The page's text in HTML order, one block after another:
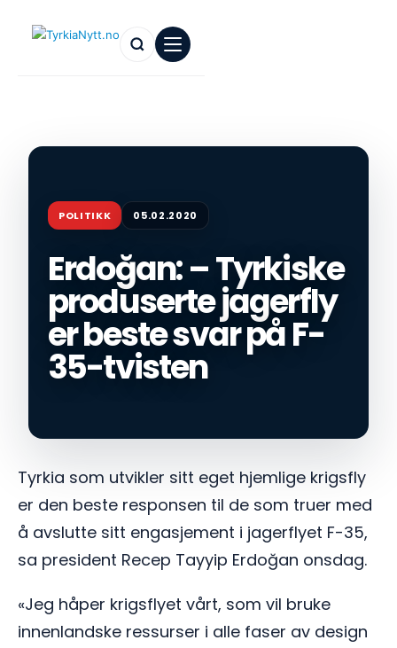
POLITIKK 05.02.2020
Erdoğan: – Tyrkiske
produserte jagerfly
er beste svar på F-
35-tvisten
Tyrkia som utvikler sitt eget hjemlige krigsfly
er den beste responsen til de som truer med
å avslutte sitt engasjement i jagerflyet F-35,
sa president Recep Tayyip Erdoğan onsdag.
«Jeg håper krigsflyet vårt, som vil bruke
innenlandske ressurser i alle faser av design